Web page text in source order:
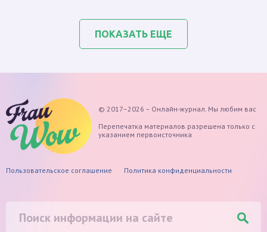
ПОКАЗАТЬ ЕЩЕ
© 2017–2026 – Онлайн-журнал. Мы любим вас
Перепечатка материалов разрешена только с
указанием первоисточника
Пользовательское соглашение Политика конфиденциальности